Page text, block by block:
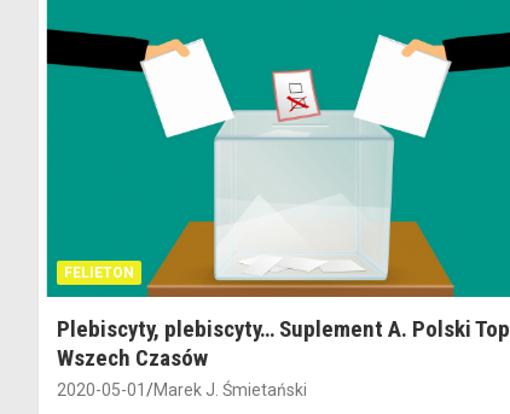
FELIETON
Plebiscyty, plebiscyty… Suplement A. Polski Top
Wszech Czasów
2020-05-01 Marek J. Śmietański